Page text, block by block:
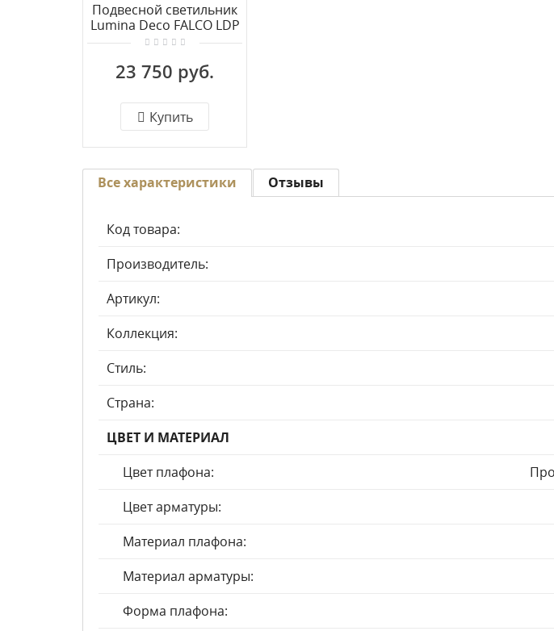
Подвесной светильник
Lumina Deco FALCO LDP
119-300 CHR
23 750 руб.
Купить
Все характеристики
Код товара:
Производитель:
Артикул:
Коллекция:
Стиль:
Страна:
ЦВЕТ И МАТЕРИАЛ
Цвет плафона:
Цвет арматуры:
Материал плафона:
Материал арматуры:
Форма плафона:
Отзывы